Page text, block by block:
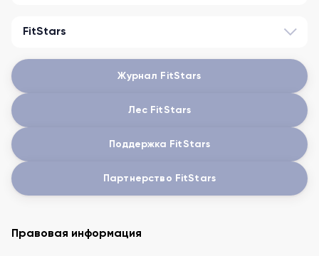
FitStars
Журнал FitStars
Лес FitStars
Поддержка FitStars
Партнерство FitStars
Правовая информация